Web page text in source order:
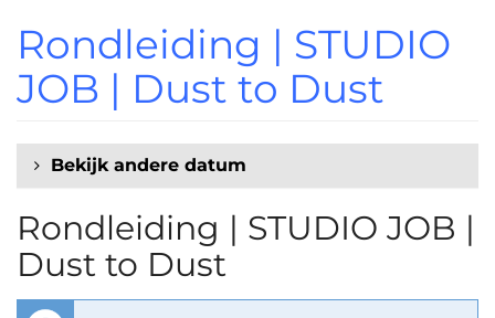
hoofdinhoud
Rondleiding | STUDIO
JOB | Dust to Dust
Bekijk andere datum
Rondleiding | STUDIO JOB |
Dust to Dust